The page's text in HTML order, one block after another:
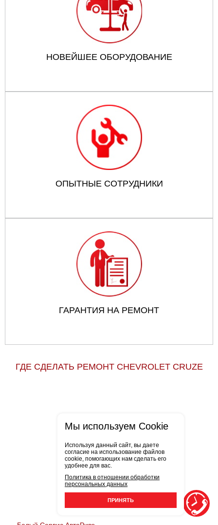
НОВЕЙШЕЕ ОБОРУДОВАНИЕ
ОПЫТНЫЕ СОТРУДНИКИ
ГАРАНТИЯ НА РЕМОНТ
ГДЕ СДЕЛАТЬ РЕМОНТ CHEVROLET CRUZE
Мы используем Cookie
Используя данный сайт, вы даете
согласие на использование файлов
cookie, помогающих нам сделать его
удобнее для вас.
Политика в отношении обработки
персональных данных
ПРИНЯТЬ